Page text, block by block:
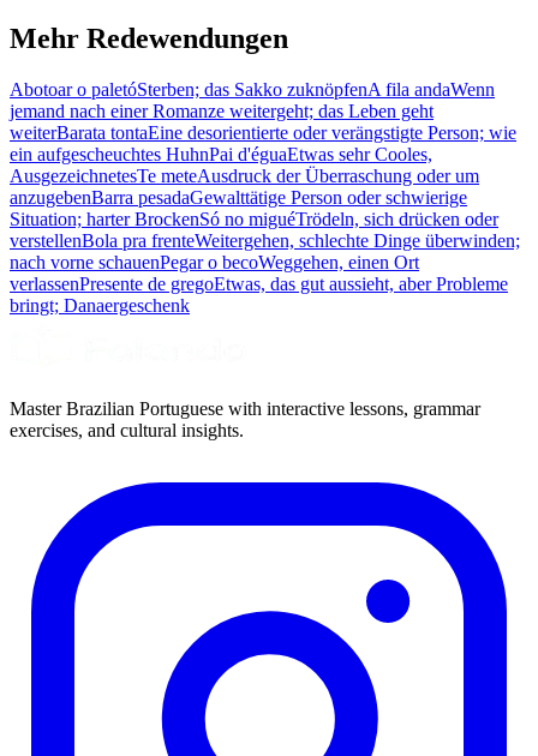
Mehr Redewendungen
Abotoar o paletóSterben; das Sakko zuknöpfenA fila andaWenn
jemand nach einer Romanze weitergeht; das Leben geht
weiterBarata tontaEine desorientierte oder verängstigte Person; wie
ein aufgescheuchtes HuhnPai d'éguaEtwas sehr Cooles,
AusgezeichnetesTe meteAusdruck der Überraschung oder um
anzugebenBarra pesadaGewalttätige Person oder schwierige
Situation; harter BrockenSó no miguéTrödeln, sich drücken oder
verstellenBola pra frenteWeitergehen, schlechte Dinge überwinden;
nach vorne schauenPegar o becoWeggehen, einen Ort
verlassenPresente de gregoEtwas, das gut aussieht, aber Probleme
bringt; Danaergeschenk
Master Brazilian Portuguese with interactive lessons, grammar
exercises, and cultural insights.